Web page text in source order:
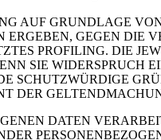
AUF GRUNDLAGE
ERGEBEN, GEGEN DIE
PROFILING. DIE
SIE WIDERSPRUCH
SCHUTZWÜRDIGE
DER
DATEN